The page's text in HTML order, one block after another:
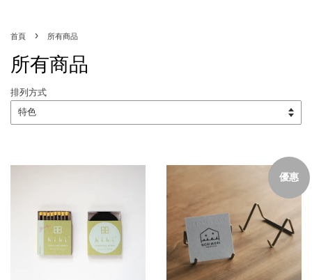
首頁 › 所有商品
所有商品
排列方式
優惠